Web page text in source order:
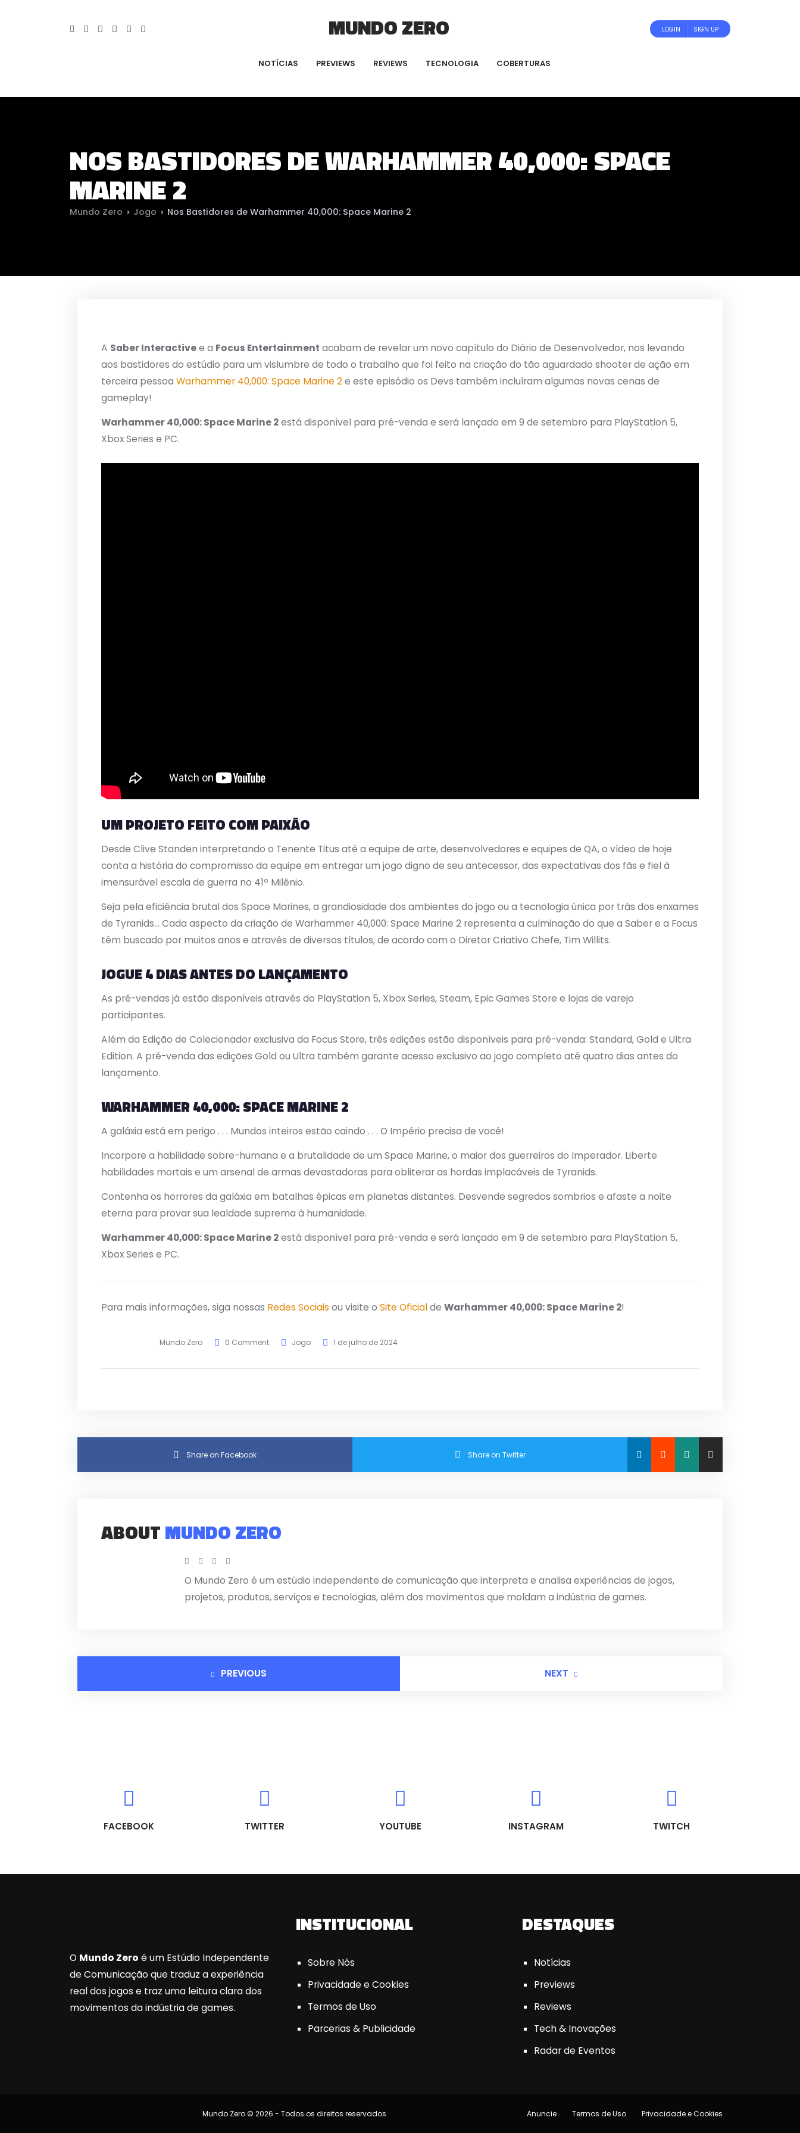
MUNDO ZERO LOGIN SIGN UP
NOTÍCIAS PREVIEWS REVIEWS TECNOLOGIA COBERTURAS
NOS BASTIDORES DE WARHAMMER 40,000: SPACE
MARINE 2
Mundo Zero › Jogo › Nos Bastidores de Warhammer 40,000: Space Marine 2
A Saber Interactivee a Focus Entertainment acabam de revelar um novo capítulo do Diário de Desenvolvedor, nos levando
aos bastidores do estúdio para um vislumbre de todo o trabalho que foi feito na criação do tão aguardado shooter de ação em
terceira pessoa Warhammer 40,000: Space Marine 2e este episódio os Devs também incluíram algumas novas cenas de
gameplay!
Warhammer 40,000: Space Marine 2está disponível para pré-venda e será lançado em 9 de setembro para PlayStation 5,
Xbox Series e PC.
UM PROJETO FEITO COM PAIXÃO
Desde Clive Standen interpretando o Tenente Titus até a equipe de arte, desenvolvedores e equipes de QA, o vídeo de hoje
conta a história do compromisso da equipe em entregar um jogo digno de seu antecessor, das expectativas dos fãs e fiel à
imensurável escala de guerra no 41º Milênio.
Seja pela eficiência brutal dos Space Marines, a grandiosidade dos ambientes do jogo ou a tecnologia única por trás dos enxames
de Tyranids… Cada aspecto da criação de Warhammer 40,000: Space Marine 2 representa a culminação do que a Saber e a Focus
têm buscado por muitos anos e através de diversos títulos, de acordo com o Diretor Criativo Chefe, Tim Willits.
JOGUE 4 DIAS ANTES DO LANÇAMENTO
As pré-vendas já estão disponíveis através do PlayStation 5, Xbox Series, Steam, Epic Games Store e lojas de varejo
participantes.
Além da Edição de Colecionador exclusiva da Focus Store, três edições estão disponíveis para pré-venda: Standard, Gold e Ultra
Edition. A pré-venda das edições Gold ou Ultra também garante acesso exclusivo ao jogo completo até quatro dias antes do
lançamento.
WARHAMMER 40,000: SPACE MARINE 2
A galáxia está em perigo . . . Mundos inteiros estão caindo . . . O Império precisa de você!
Incorpore a habilidade sobre-humana e a brutalidade de um Space Marine, o maior dos guerreiros do Imperador. Liberte
habilidades mortais e um arsenal de armas devastadoras para obliterar as hordas implacáveis de Tyranids.
Contenha os horrores da galáxia em batalhas épicas em planetas distantes. Desvende segredos sombrios e afaste a noite
eterna para provar sua lealdade suprema à humanidade.
Warhammer 40,000: Space Marine 2está disponível para pré-venda e será lançado em 9 de setembro para PlayStation 5,
Xbox Series e PC.
Para mais informações, siga nossas Redes Sociais ou visite o Site Oficialde Warhammer 40,000: Space Marine 2!
Mundo Zero 0 Comment Jogo 1 de julho de 2024
Share on Facebook Share on Twitter
ABOUTMUNDO ZERO
O Mundo Zero é um estúdio independente de comunicação que interpreta e analisa experiências de jogos,
projetos, produtos, serviços e tecnologias, além dos movimentos que moldam a indústria de games.
PREVIOUS NEXT
FACEBOOK TWITTER YOUTUBE INSTAGRAM TWITCH
O Mundo Zero é um Estúdio Independente
de Comunicação que traduz a experiência
real dos jogos e traz uma leitura clara dos
movimentos da indústria de games.
INSTITUCIONAL
Sobre Nós
Privacidade e Cookies
Termos de Uso
Parcerias & Publicidade
DESTAQUES
Notícias
Previews
Reviews
Tech & Inovações
Radar de Eventos
Mundo Zero © 2026 - Todos os direitos reservados Anuncie Termos de Uso Privacidade e Cookies